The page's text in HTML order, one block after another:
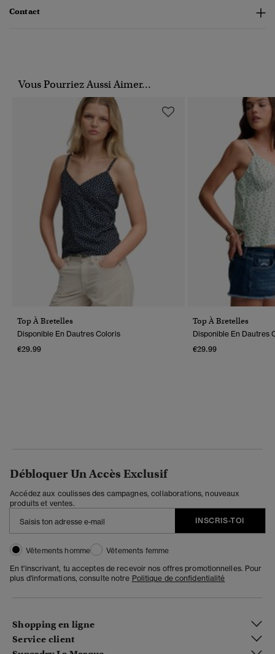
Contact
Vous Pourriez Aussi Aimer...
Top À Bretelles
Disponible En Dautres Coloris
€29.99
Top À Bretelles
Disponible En Dautres
€29.99
Débloquer Un Accès Exclusif
Accédez aux coulisses des campagnes, collaborations, nouveaux
produits et ventes.
INSCRIS-TOI
Vêtements homme
Vêtements femme
En t'inscrivant, tu acceptes de recevoir nos offres promotionnelles. Pour
plus d'informations, consulte notre Politique de confidentialité
Shopping en ligne
Service client